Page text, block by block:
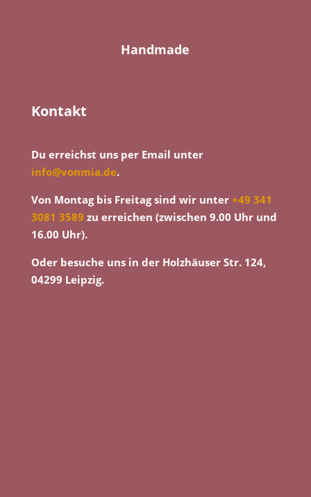
Handmade
Kontakt
Du erreichst uns per Email unter
info@vonmia.de.
Von Montag bis Freitag sind wir unter +49 341
3081 3589 zu erreichen (zwischen 9.00 Uhr und
16.00 Uhr).
Oder besuche uns in der Holzhäuser Str. 124,
04299 Leipzig.